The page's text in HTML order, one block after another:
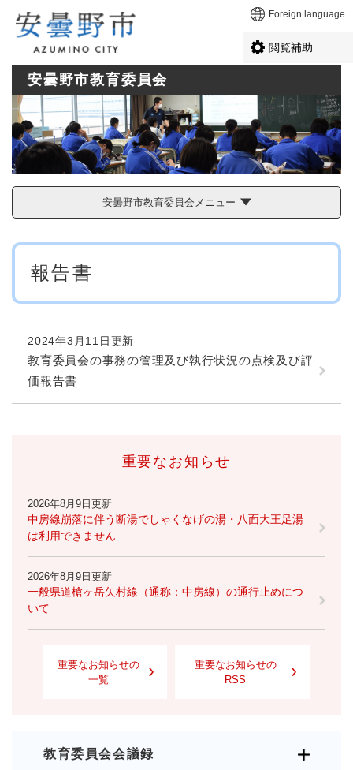
メニューを飛ばして本文へ Foreign language
閲覧補助
安曇野市教育委員会
安曇野市教育委員会メニュー
本
報告書
2024年3月11日更新
教育委員会の事務の管理及び執行状況の点検及び評
価報告書
重要なお知らせ
2026年8月9日更新
中房線崩落に伴う断湯でしゃくなげの湯・八面大王足湯
は利用できません
2026年8月9日更新
一般県道槍ヶ岳矢村線（通称：中房線）の通行止めにつ
いて
重要なお知らせの
一覧
重要なお知らせの
RSS
教育委員会会議録